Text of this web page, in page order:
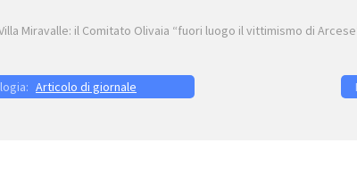
Miravalle: il Comitato Olivaia “fuori luogo il vittimismo di
Articolo di giornale